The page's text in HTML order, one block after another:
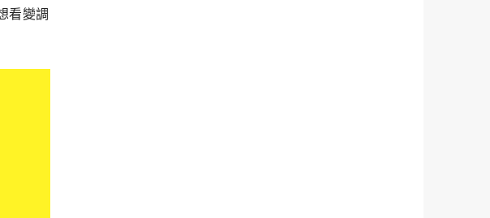
看變調